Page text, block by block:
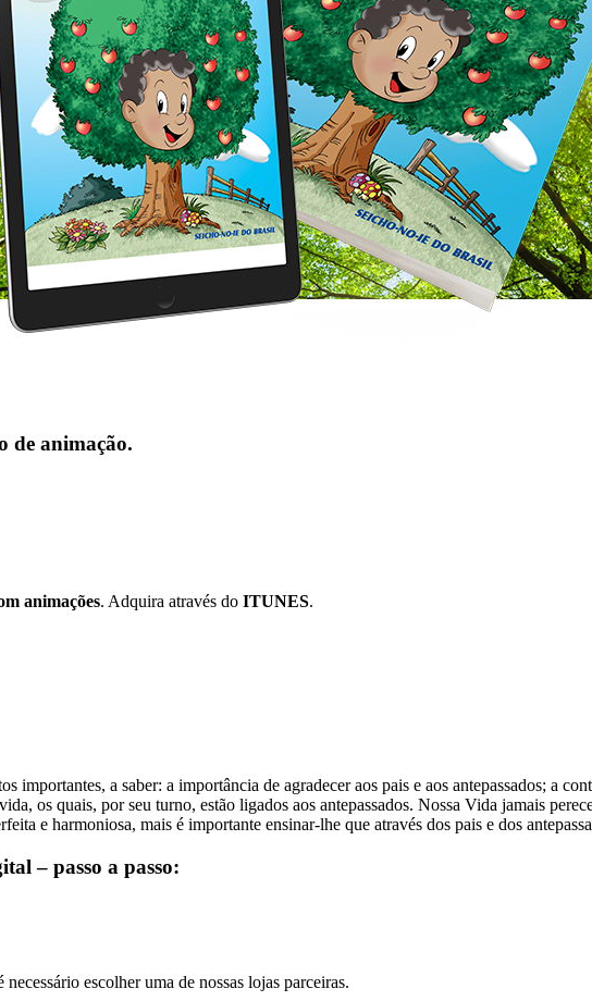
de animação.
animações. Adquira através do ITUNES.
importantes, a saber: a importância de agradecer aos pais e aos antepassados; a
os quais, por seu turno, estão ligados aos antepassados. Nossa Vida jamais
e harmoniosa, mais é importante ensinar-lhe que através dos pais e dos
– passo a passo:
escolher uma de nossas lojas parceiras.